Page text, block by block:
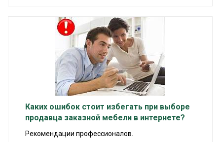
Каких ошибок стоит избегать при выборе
продавца заказной мебели в интернете?
Рекомендации профессионалов.